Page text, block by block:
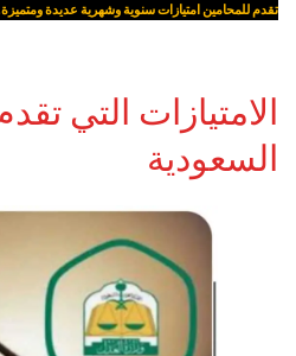
تقدم للمحامين امتيازات سنوية وشهرية عديدة
الامتيازات التي
السعودية